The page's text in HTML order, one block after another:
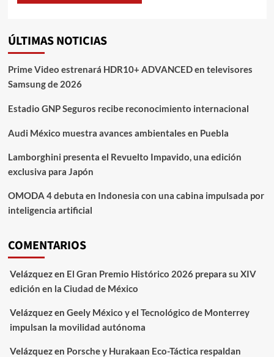
ÚLTIMAS NOTICIAS
Prime Video estrenará HDR10+ ADVANCED en televisores
Samsung de 2026
Estadio GNP Seguros recibe reconocimiento internacional
Audi México muestra avances ambientales en Puebla
Lamborghini presenta el Revuelto Impavido, una edición
exclusiva para Japón
OMODA 4 debuta en Indonesia con una cabina impulsada por
inteligencia artificial
COMENTARIOS
Velázquezen El Gran Premio Histórico 2026 prepara su XIV
edición en la Ciudad de México
Velázquezen Geely México y el Tecnológico de Monterrey
impulsan la movilidad autónoma
Velázquezen Porsche y Hurakaan Eco-Táctica respaldan